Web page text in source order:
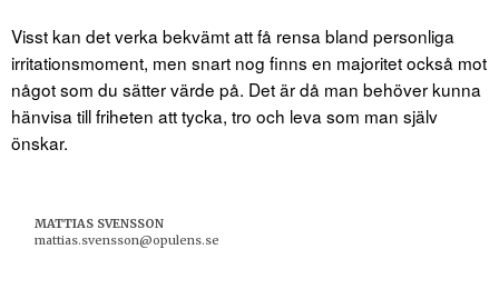
Visst kan det verka bekvämt att få rensa bland personliga
irritationsmoment, men snart nog finns en majoritet också mot
något som du sätter värde på. Det är då man behöver kunna
hänvisa till friheten att tycka, tro och leva som man själv
önskar.
MATTIAS SVENSSON
mattias.svensson@opulens.se